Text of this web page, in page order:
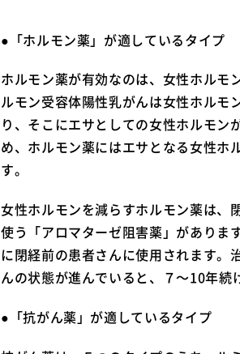
●「ホルモン薬
ホルモン薬が有効なのは、女性ホルモ
ルモン受容体陽性乳がんは女性ホル
り、そこにエサとしての女性ホルモン
め、ホルモン薬にはエサとなる女性ホ
す。
女性ホルモンを減らすホルモン薬は、
使う「アロマターゼ阻害薬」がありま
に閉経前の患者さんに使用されます。
んの状態が進んでいると、７〜10年続
●「抗がん薬」が適しているタイプ